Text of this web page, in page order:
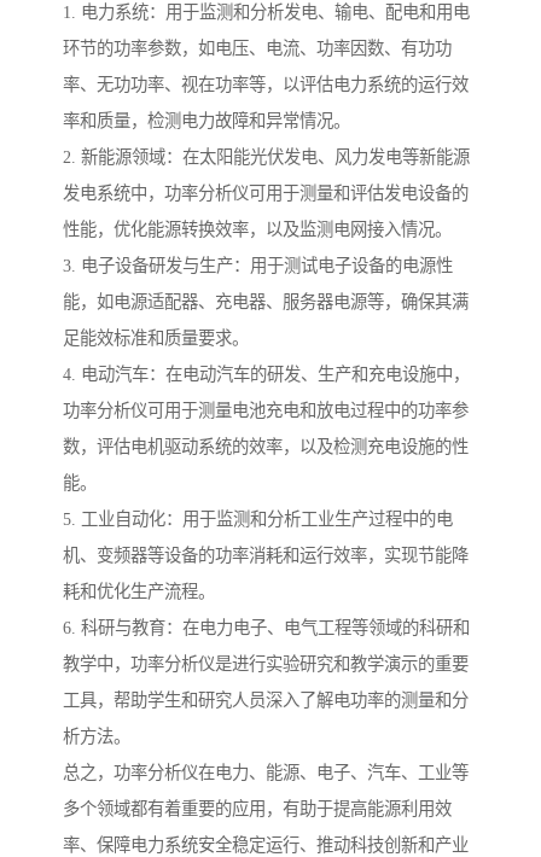
1. 电力系统：用于监测和分析发电、输电、配电和用电
环节的功率参数，如电压、电流、功率因数、有功功
率、无功功率、视在功率等，以评估电力系统的运行效
率和质量，检测电力故障和异常情况。
2. 新能源领域：在太阳能光伏发电、风力发电等新能源
发电系统中，功率分析仪可用于测量和评估发电设备的
性能，优化能源转换效率，以及监测电网接入情况。
3. 电子设备研发与生产：用于测试电子设备的电源性
能，如电源适配器、充电器、服务器电源等，确保其满
足能效标准和质量要求。
4. 电动汽车：在电动汽车的研发、生产和充电设施中，
功率分析仪可用于测量电池充电和放电过程中的功率参
数，评估电机驱动系统的效率，以及检测充电设施的性
能。
5. 工业自动化：用于监测和分析工业生产过程中的电
机、变频器等设备的功率消耗和运行效率，实现节能降
耗和优化生产流程。
6. 科研与教育：在电力电子、电气工程等领域的科研和
教学中，功率分析仪是进行实验研究和教学演示的重要
工具，帮助学生和研究人员深入了解电功率的测量和分
析方法。
总之，功率分析仪在电力、能源、电子、汽车、工业等
多个领域都有着重要的应用，有助于提高能源利用效
率、保障电力系统安全稳定运行、推动科技创新和产业